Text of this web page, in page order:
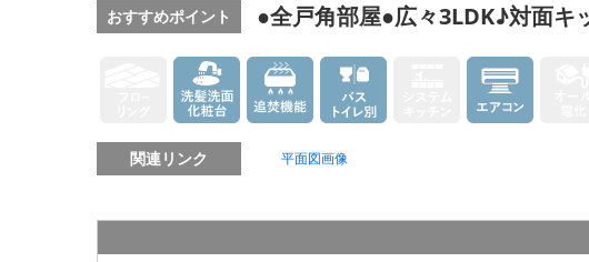
おすすめポイント ●全戸角部屋●広々3LDK♪対面キ
関連リンク 平面図画像